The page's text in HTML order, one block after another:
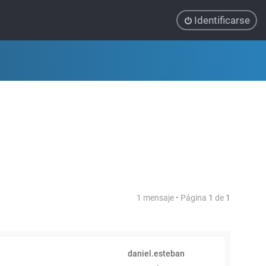
Identificarse
1 mensaje • Página 1 de 1
daniel.esteban